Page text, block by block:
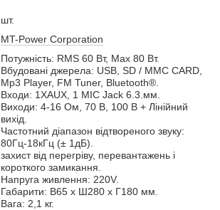
шт.
MT-Power Corporation
Потужність: RMS 60 Вт, Max 80 Вт.
Вбудовані джерела: USB, SD / MMC CARD,
Mp3 Player, FM Tuner, Bluetooth®.
Входи: 1ХAUX, 1 MIC Jack 6.3.мм.
Виходи: 4-16 Ом, 70 В, 100 В + Лінійний
вихід.
Частотний діапазон відтвореного звуку:
80Гц-18кГц (± 1дБ).
захист від перегріву, перевантажень і
короткого замикання.
Напруга живлення: 220V.
Габарити: В65 x Ш280 x Г180 мм.
Вага: 2,1 кг.